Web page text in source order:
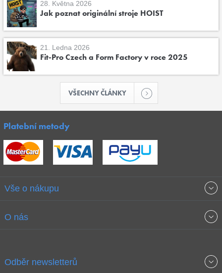
28. Května 2026
Jak poznat originální stroje HOIST
21. Ledna 2026
Fit-Pro Czech a Form Factory v roce 2025
VŠECHNY ČLÁNKY
Platební metody
Vše o nákupu
Obchodní podmínky
O nás
Odběr newsletterů